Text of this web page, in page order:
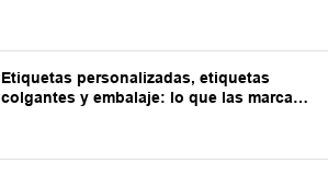
Etiquetas personalizadas, etiquetas
colgantes y embalaje: lo que las marcas